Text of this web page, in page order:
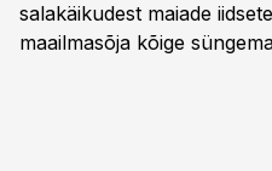
salakäikudest maiade
maailmasõja kõige